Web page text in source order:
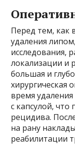
Перед тем, как
удаления
исследования,
локализации и
большая и
хирургическая
время
с капсулой,
рецидива.
на рану
реабилитации